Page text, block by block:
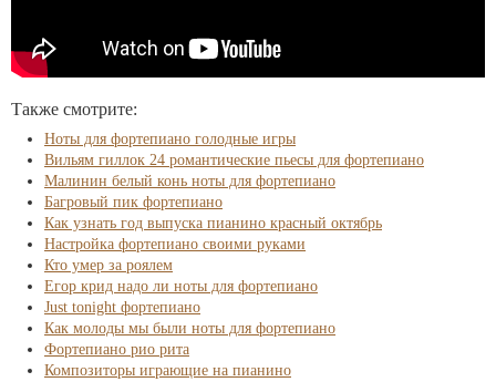
Также смотрите:
Ноты для фортепиано голодные игры
Вильям гиллок 24 романтические пьесы для фортепиано
Малинин белый конь ноты для фортепиано
Багровый пик фортепиано
Как узнать год выпуска пианино красный октябрь
Настройка фортепиано своими руками
Кто умер за роялем
Егор крид надо ли ноты для фортепиано
Just tonight фортепиано
Как молоды мы были ноты для фортепиано
Фортепиано рио рита
Композиторы играющие на пианино